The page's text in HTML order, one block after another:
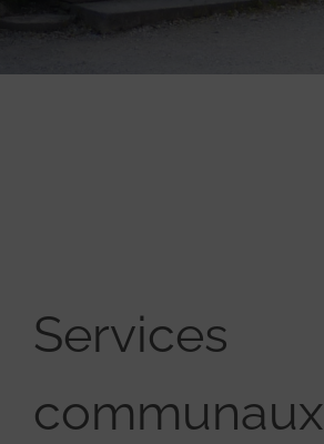
Services
communaux